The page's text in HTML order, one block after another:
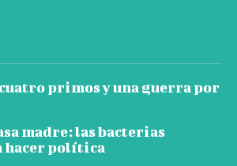
primos y una guerra por
madre: las bacterias
hacer política